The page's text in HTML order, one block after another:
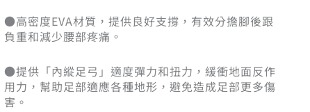
●高密度EVA材質，提供良好支撐，有效分擔腳後跟
負重和減少腰部疼痛。
●提供「內縱足弓」適度彈力和扭力，緩衝地面反作
用力，幫助足部適應各種地形，避免造成足部更多傷
害。
墊
量